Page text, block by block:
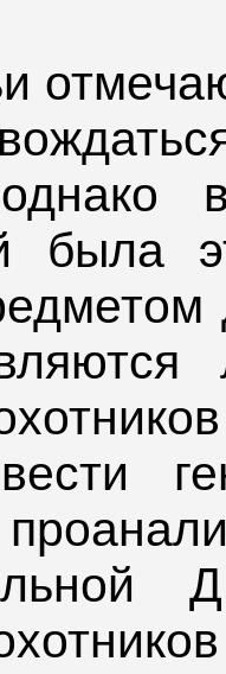
была